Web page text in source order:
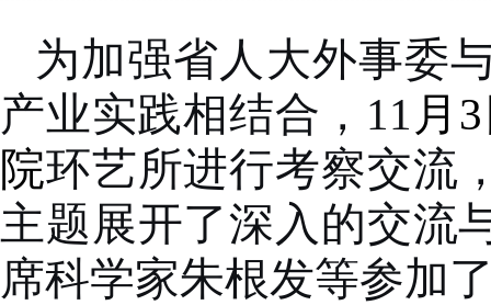
为加强省人大外事委
产业实践相结合，11 月
院环艺所进行考察交流
主题展开了深入的交流
席科学家朱根发等参加